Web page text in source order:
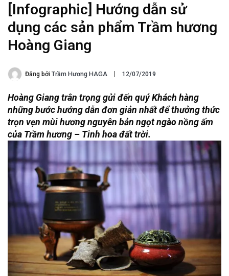
[Infographic] Hướng dẫn sử
dụng các sản phẩm Trầm hương
Hoàng Giang
Đăng bởi Trầm Hương HAGA 12/07/2019
Hoàng Giang trân trọng gửi đến quý Khách hàng
những bước hướng dẫn đơn giản nhất để thưởng thức
trọn vẹn mùi hương nguyên bản ngọt ngào nồng ấm
của Trầm hương – Tinh hoa đất trời.